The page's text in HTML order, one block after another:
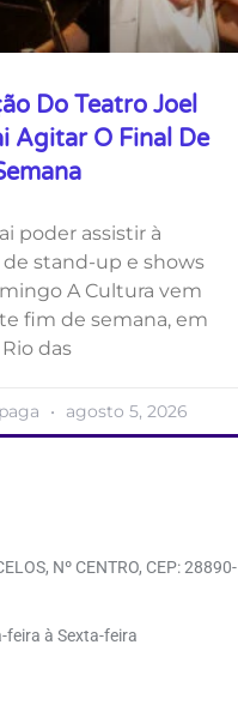
Do Teatro Joel
Agitar O Final De
poder assistir à
stand-up e shows
A Cultura vem
fim de semana, em
Rio das
agosto 5, 2026
Nº CENTRO, CEP: 28890-
feira à Sexta-feira